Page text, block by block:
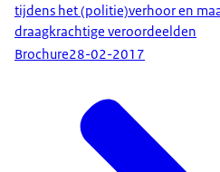
tijdens het (politie)verhoor en
draagkrachtige veroordeelden
Brochure28-02-2017